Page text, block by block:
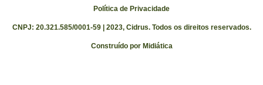
Política de Privacidade
CNPJ: 20.321.585/0001-59 | 2023, Cidrus. Todos os direitos reservados.
Construído por Midiática